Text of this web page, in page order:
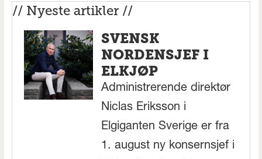
// Nyeste artikler //
SVENSK
NORDENSJEF I
ELKJØP
Administrerende direktør
Niclas Eriksson i
Elgiganten Sverige er fra
1. august ny konsernsjef i